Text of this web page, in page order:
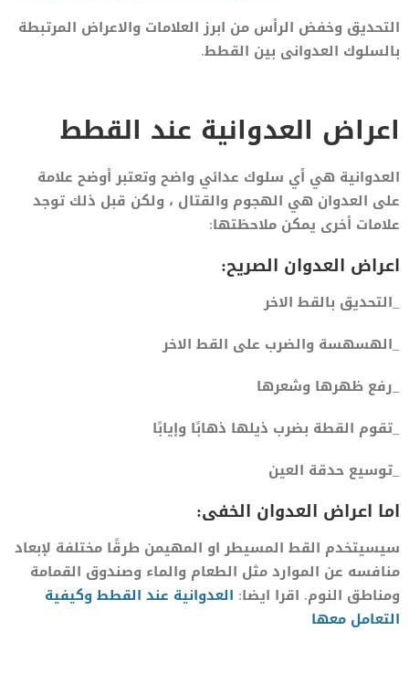
التحديق وخفض الرأس من ابرز العلامات والاعراض المرتبطة
بالسلوك العدوانى بين القطط.
اعراض العدوانية عند القطط
العدوانية هي أي سلوك عدائي واضح وتعتبر أوضح علامة
على العدوان هي الهجوم والقتال ، ولكن قبل ذلك توجد
علامات أخرى يمكن ملاحظتها:
اعراض العدوان الصريح:
_التحديق بالقط الاخر
_الهسهسة والضرب على القط الاخر
_رفع ظهرها وشعرها
_تقوم القطة بضرب ذيلها ذهابًا وإيابًا
_توسيع حدقة العين
اما اعراض العدوان الخفى:
سيسيتخدم القط المسيطر او المهيمن طرقًا مختلفة لإبعاد
منافسه عن الموارد مثل الطعام والماء وصندوق القمامة
ومناطق النوم. اقرا ايضا: العدوانية عند القطط وكيفية
التعامل معها